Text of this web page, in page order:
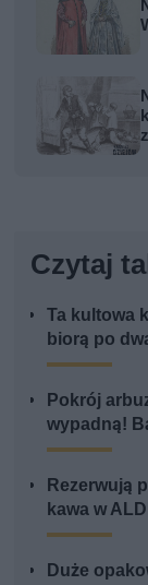
Czytaj
Ta kultowa
biorą po
Pokrój
wypadną!
Rezerwują
kawa w
Duże